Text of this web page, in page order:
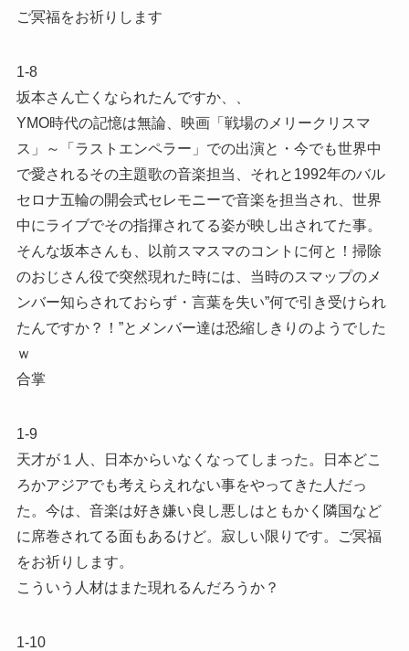
ご冥福をお祈りします
1-8
坂本さん亡くなられたんですか、、
YMO時代の記憶は無論、映画「戦場のメリークリスマ
ス」～「ラストエンペラー」での出演と・今でも世界中
で愛されるその主題歌の音楽担当、それと1992年のバル
セロナ五輪の開会式セレモニーで音楽を担当され、世界
中にライブでその指揮されてる姿が映し出されてた事。
そんな坂本さんも、以前スマスマのコントに何と！掃除
のおじさん役で突然現れた時には、当時のスマップのメ
ンバー知らされておらず・言葉を失い”何で引き受けられ
たんですか？！”とメンバー達は恐縮しきりのようでした
ｗ
合掌
1-9
天才が１人、日本からいなくなってしまった。日本どこ
ろかアジアでも考えらえれない事をやってきた人だっ
た。今は、音楽は好き嫌い良し悪しはともかく隣国など
に席巻されてる面もあるけど。寂しい限りです。ご冥福
をお祈りします。
こういう人材はまた現れるんだろうか？
1-10